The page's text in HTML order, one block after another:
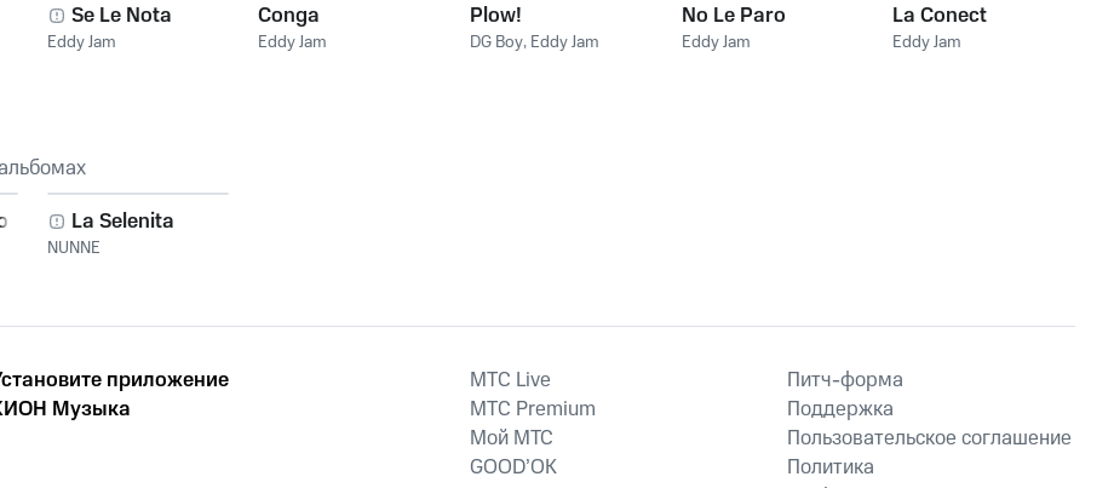
Se Le Nota
Eddy Jam
Conga
Eddy Jam
Plow!
DG Boy, Eddy Jam
No Le Paro
Eddy Jam
La Conect
Eddy Jam
La Selenita
NUNNE
приложение
Музыка
MTС Live
MTС Premium
Мой МТС
GOOD’OK
Питч-форма
Поддержка
Пользовательское соглашение
Политика